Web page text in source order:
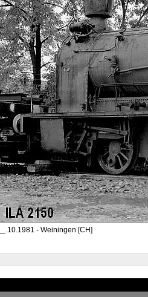
__.10.1981 - Weiningen [CH]